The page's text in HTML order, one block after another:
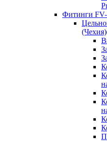
Фитинги FV-
(Чехия)